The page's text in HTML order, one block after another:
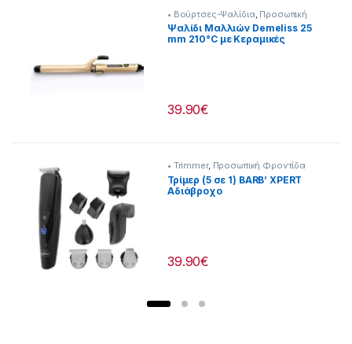
• Βούρτσες-Ψαλίδια, Προσωπική
Φροντίδα
Ψαλίδι Μαλλιών Demeliss 25
mm 210°C με Κεραμικές
39.90€
• Trimmer, Προσωπική Φροντίδα
Τρίμερ (5 σε 1) BARB’ XPERT
Αδιάβροχο
39.90€